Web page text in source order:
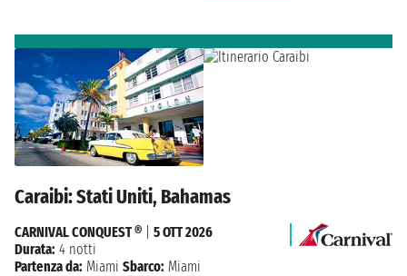
Caraibi: Stati Uniti, Bahamas
CARNIVAL CONQUEST ®
5 OTT 2026
Durata: 4 notti
Partenza da: Miami Sbarco: Miami